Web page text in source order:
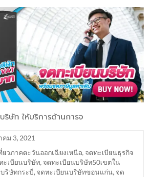
ริษัท ให้บริการด้านการจ
ม 3, 2021
ยวภาคตะวันออกเฉียงเหนือ, จดทะเบียนธุรกิจ
ะเบียนบริษัท, จดทะเบียนบริษัท50เขตใน
ริษัทกระบี่, จดทะเบียนบริษัทขอนแก่น, จด